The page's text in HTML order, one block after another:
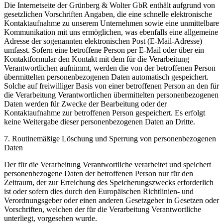
Die Internetseite der Grünberg & Wolter GbR enthält aufgrund von
gesetzlichen Vorschriften Angaben, die eine schnelle elektronische
Kontaktaufnahme zu unserem Unternehmen sowie eine unmittelbare
Kommunikation mit uns ermöglichen, was ebenfalls eine allgemeine
Adresse der sogenannten elektronischen Post (E-Mail-Adresse)
umfasst. Sofern eine betroffene Person per E-Mail oder über ein
Kontaktformular den Kontakt mit dem für die Verarbeitung
Verantwortlichen aufnimmt, werden die von der betroffenen Person
übermittelten personenbezogenen Daten automatisch gespeichert.
Solche auf freiwilliger Basis von einer betroffenen Person an den für
die Verarbeitung Verantwortlichen übermittelten personenbezogenen
Daten werden für Zwecke der Bearbeitung oder der
Kontaktaufnahme zur betroffenen Person gespeichert. Es erfolgt
keine Weitergabe dieser personenbezogenen Daten an Dritte.
7. Routinemäßige Löschung und Sperrung von personenbezogenen
Daten
Der für die Verarbeitung Verantwortliche verarbeitet und speichert
personenbezogene Daten der betroffenen Person nur für den
Zeitraum, der zur Erreichung des Speicherungszwecks erforderlich
ist oder sofern dies durch den Europäischen Richtlinien- und
Verordnungsgeber oder einen anderen Gesetzgeber in Gesetzen oder
Vorschriften, welchen der für die Verarbeitung Verantwortliche
unterliegt, vorgesehen wurde.